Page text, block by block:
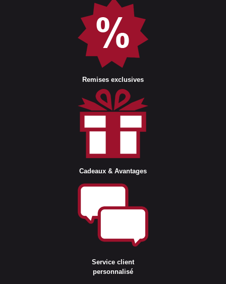
Remises exclusives
Cadeaux & Avantages
Service client
personnalisé